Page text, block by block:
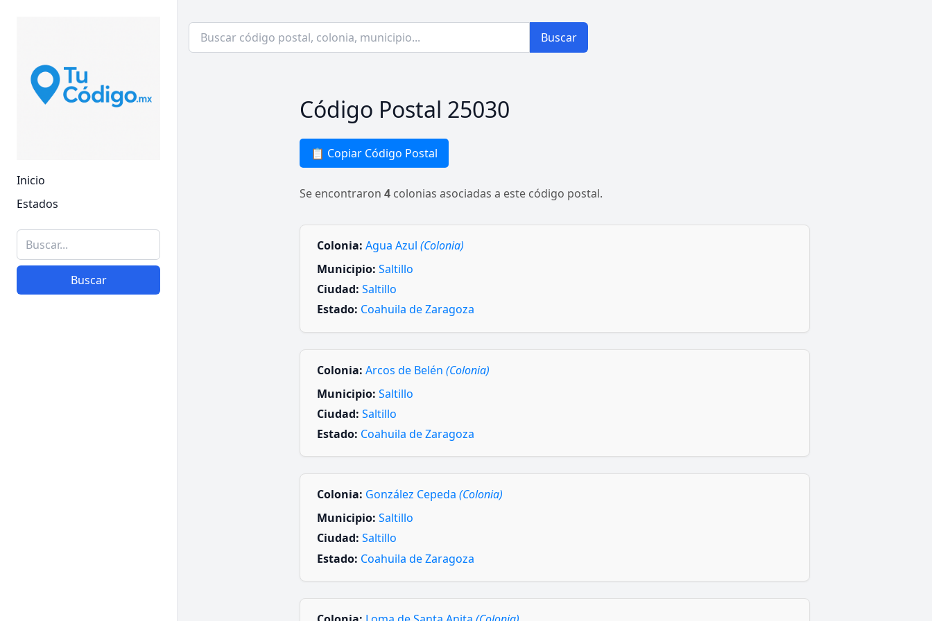
Inicio
Estados
Buscar
Buscar
Código Postal 25030
📋 Copiar Código Postal
Se encontraron 4 colonias asociadas a este código postal.
Colonia: Agua Azul (Colonia)
Municipio: Saltillo
Ciudad: Saltillo
Estado: Coahuila de Zaragoza
Colonia: Arcos de Belén (Colonia)
Municipio: Saltillo
Ciudad: Saltillo
Estado: Coahuila de Zaragoza
Colonia: González Cepeda (Colonia)
Municipio: Saltillo
Ciudad: Saltillo
Estado: Coahuila de Zaragoza